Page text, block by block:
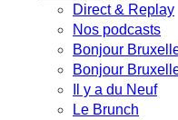
Direct & Replay
Nos podcasts
Bonjour
Bonjour
Il y a du Neuf
Le Brunch